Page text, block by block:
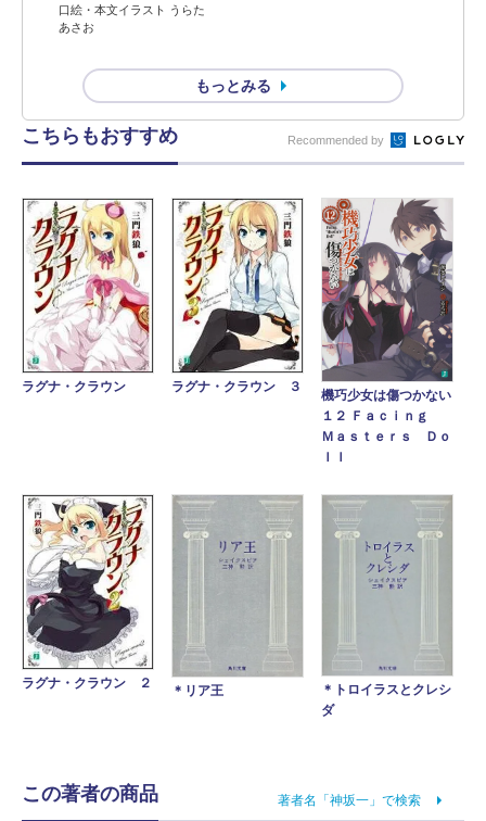
口絵・本文イラスト うらた
あさお
もっとみる
こちらもおすすめ Recommended by
ラグナ・クラウン ラグナ・クラウン ３
機巧少女は傷つかない
１２ Ｆａｃｉｎｇ
Ｍａｓｔｅｒｓ Ｄｏ
ｌｌ
ラグナ・クラウン ２
＊リア王
＊トロイラスとクレシ
ダ
この著者の商品 著者名「神坂一」で検索